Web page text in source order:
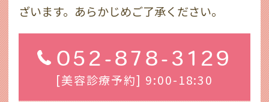
ざいます。あらかじめご了承ください。
052-878-3129
[美容診療予約] 9:00-18:30